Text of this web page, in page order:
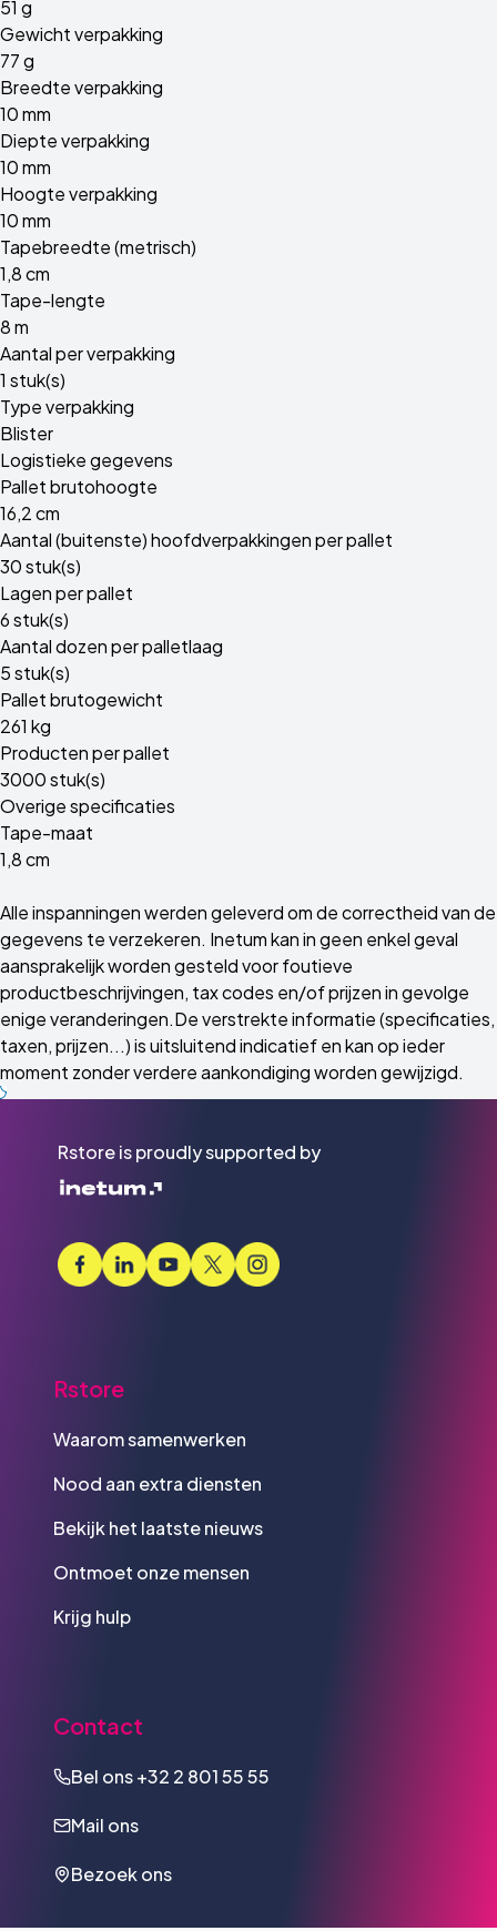
51 g
Gewicht verpakking
77 g
Breedte verpakking
10 mm
Diepte verpakking
10 mm
Hoogte verpakking
10 mm
Tapebreedte (metrisch)
1,8 cm
Tape-lengte
8 m
Aantal per verpakking
1 stuk(s)
Type verpakking
Blister
Logistieke gegevens
Pallet brutohoogte
16,2 cm
Aantal (buitenste) hoofdverpakkingen per pallet
30 stuk(s)
Lagen per pallet
6 stuk(s)
Aantal dozen per palletlaag
5 stuk(s)
Pallet brutogewicht
261 kg
Producten per pallet
3000 stuk(s)
Overige specificaties
Tape-maat
1,8 cm
Alle inspanningen werden geleverd om de correctheid van de
gegevens te verzekeren. Inetum kan in geen enkel geval
aansprakelijk worden gesteld voor foutieve
productbeschrijvingen, tax codes en/of prijzen in gevolge
enige veranderingen.De verstrekte informatie (specificaties,
taxen, prijzen...) is uitsluitend indicatief en kan op ieder
moment zonder verdere aankondiging worden gewijzigd.
Rstore is proudly supported by
Rstore
Waarom samenwerken
Nood aan extra diensten
Bekijk het laatste nieuws
Ontmoet onze mensen
Krijg hulp
Contact
Bel ons+32 2 801 55 55
Mail ons
Bezoek ons